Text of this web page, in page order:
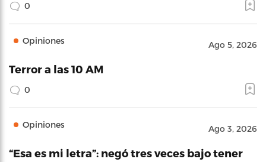
0
Opiniones Ago 5, 2026
Terror a las 10 AM
0
Opiniones Ago 3, 2026
“Esa es mi letra”: negó tres veces bajo tener